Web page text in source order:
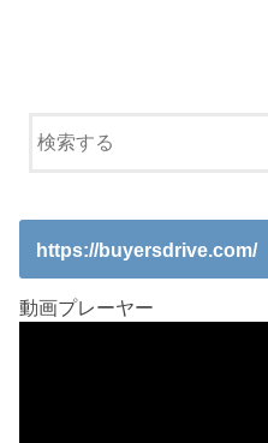
https://buyersdrive.com/
動画プレーヤー